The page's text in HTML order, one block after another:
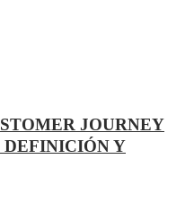
JOURNEY
DEFINICIÓN Y